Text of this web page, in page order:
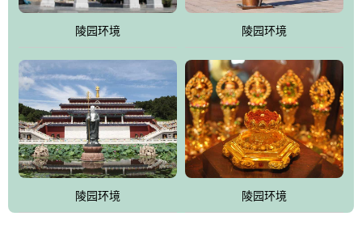
陵园环境 陵园环境
陵园环境 陵园环境